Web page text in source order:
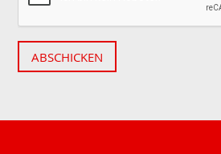
ABSCHICKEN